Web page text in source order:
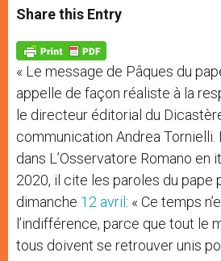
t
s
p
p
s
e
g
e
r
e
b
o
k
Share this Entry
« Le message de Pâques du
appelle de façon réaliste à la
le directeur éditorial du
communication Andrea Tornielli.
dans L’Osservatore Romano en
2020, il cite les paroles du pape
dimanche 12 avril : « Ce temps
l’indifférence, parce que tout le
tous doivent se retrouver unis